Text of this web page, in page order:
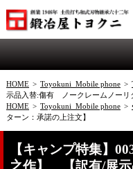
HOME > Toyokuni_Mobile phone >
示品入替:傷有 ノークレームノーリ
HOME > Toyokuni_Mobile phone >
ターン：承諾の上注文】
【キャンプ特集】
之作】 【訳有/展示